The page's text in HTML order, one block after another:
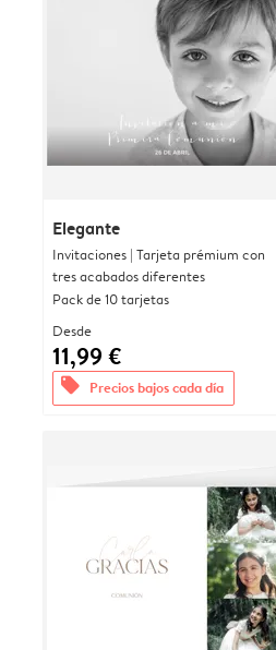
Elegante
Invitaciones | Tarjeta prémium con
tres acabados diferentes
Pack de 10 tarjetas
Desde
11,99 €
offers Precios bajos cada día